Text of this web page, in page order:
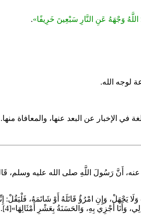
وَجْهَهُ عَنِ النَّارِ سَبْعِينَ خَرِيفًا».
لوجه الله.
في الإخبار عن البعد عنها، والمعافاة منها.
أَنَّ رَسُولَ اللَّهِ صلى الله عليه وسلم،
وَلَا يَجْهَلْ، وَإِنِ امْرُؤٌ قَاتَلَهُ أَوْ شَاتَمَهُ،
وَأَنَا أَجْزِي بِهِ، وَالحَسَنَةُ بِعَشْرِ أَمْثَالِهَا»[4].